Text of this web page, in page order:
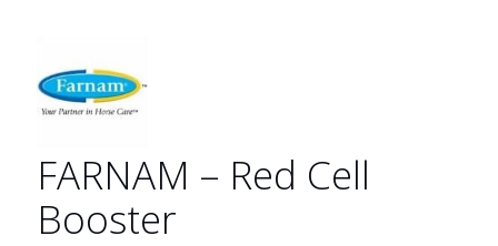
FARNAM – Red Cell
Booster